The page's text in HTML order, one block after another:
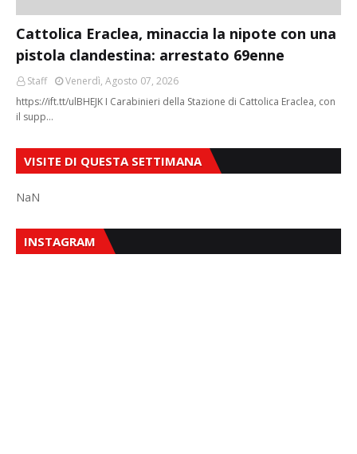
Cattolica Eraclea, minaccia la nipote con una
pistola clandestina: arrestato 69enne
Staff
Venerdì, Agosto 07, 2026
https://ift.tt/ulBHEJK I Carabinieri della Stazione di Cattolica Eraclea, con
il supp…
VISITE DI QUESTA SETTIMANA
NaN
INSTAGRAM